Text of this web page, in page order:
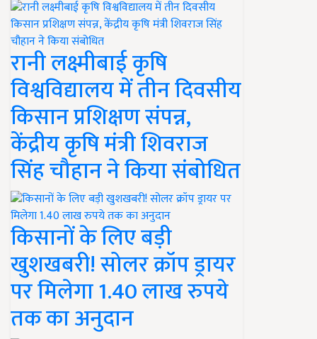
रानी लक्ष्मीबाई कृषि
विश्वविद्यालय में तीन दिवसीय
किसान प्रशिक्षण संपन्न,
केंद्रीय कृषि मंत्री शिवराज
सिंह चौहान ने किया संबोधित
किसानों के लिए बड़ी
खुशखबरी! सोलर क्रॉप ड्रायर
पर मिलेगा 1.40 लाख रुपये
तक का अनुदान